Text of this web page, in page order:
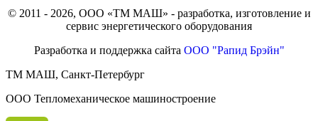
© 2011 - 2026, ООО «ТМ МАШ» - разработка, изготовление и
сервис энергетического оборудования
Разработка и поддержка сайта ООО "Рапид Брэйн"
ТМ МАШ, Санкт-Петербург
ООО Тепломеханическое машиностроение